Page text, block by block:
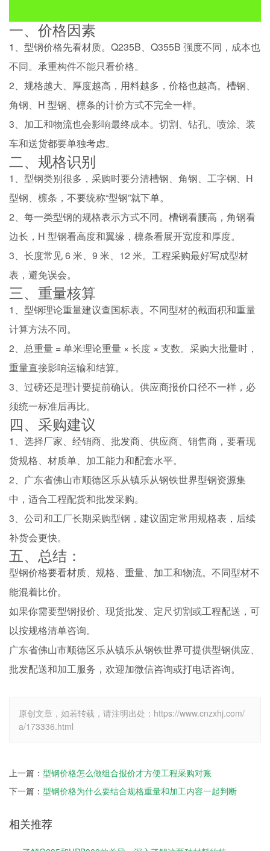
一、价格因素
1、型钢价格先看材质。Q235B、Q355B 强度不同，成本也
不同。承重构件不能只看价格。
2、规格越大、厚度越高，用料越多，价格也越高。槽钢、
角钢、H 型钢、檩条的计价方式不完全一样。
3、加工和物流也会影响最终成本。切割、钻孔、喷涂、装
车和送货都要单独考虑。
二、规格识别
1、型钢类别很多，采购时要分清槽钢、角钢、工字钢、H
型钢、檩条，不要统称“型钢”就下单。
2、每一类型钢的规格表示方式不同。槽钢看腰高，角钢看
边长，H 型钢看高度和翼缘，檩条看展开宽度和厚度。
3、长度常见 6 米、9 米、12 米。工程采购最好写成型材
表，避免误会。
三、重量核算
1、型钢理论重量建议查国标表。不同型材的截面积和重量
计算方法不同。
2、总重量 = 单米理论重量 × 长度 × 支数。采购大批量时，
重量直接影响运输和结算。
3、过磅还是理计要提前确认。供应商报价口径不一样，必
须统一标准后再比。
四、采购建议
1、选择厂家、经销商、批发商、供应商、销售商，要看现
货规格、材质单、加工能力和配套水平。
2、广东省佛山市顺德区乐从镇乐从钢铁世界型钢资源集
中，适合工程配货和批发采购。
3、公司和工厂长期采购型钢，建议固定常用规格表，后续
补货会更快。
五、总结：
型钢价格要看材质、规格、重量、加工和物流。不同型材不
能混着比价。
如果你需要型钢报价、现货批发、定尺切割或工程配送，可
以按规格清单咨询。
广东省佛山市顺德区乐从镇乐从钢铁世界可提供型钢供应、
批发配送和加工服务，欢迎加微信咨询或打电话咨询。
原创文章，如若转载，请注明出处：https://www.cnzxhj.com/
a/173336.html
上一篇： 型钢价格怎么做组合报价才方便工程采购对账
下一篇： 型钢价格为什么要结合规格重量和加工内容一起判断
相关推荐